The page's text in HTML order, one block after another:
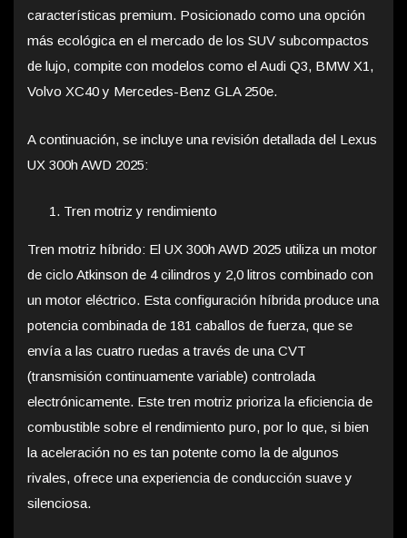
características premium. Posicionado como una opción
más ecológica en el mercado de los SUV subcompactos
de lujo, compite con modelos como el Audi Q3, BMW X1,
Volvo XC40 y Mercedes-Benz GLA 250e.
A continuación, se incluye una revisión detallada del Lexus
UX 300h AWD 2025:
Tren motriz y rendimiento
Tren motriz híbrido: El UX 300h AWD 2025 utiliza un motor
de ciclo Atkinson de 4 cilindros y 2,0 litros combinado con
un motor eléctrico. Esta configuración híbrida produce una
potencia combinada de 181 caballos de fuerza, que se
envía a las cuatro ruedas a través de una CVT
(transmisión continuamente variable) controlada
electrónicamente. Este tren motriz prioriza la eficiencia de
combustible sobre el rendimiento puro, por lo que, si bien
la aceleración no es tan potente como la de algunos
rivales, ofrece una experiencia de conducción suave y
silenciosa.